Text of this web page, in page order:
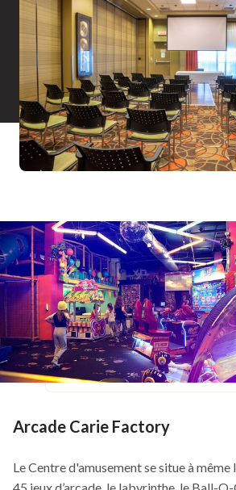
Arcade Carie Factory
Le Centre d'amusement se situe à